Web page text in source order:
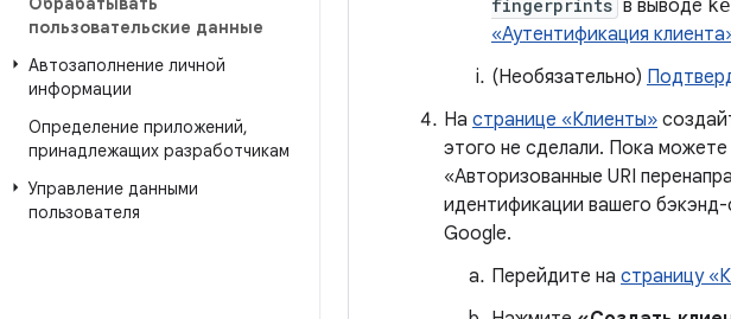
пользовательские данные
Автозаполнение личной
информации
Определение приложений,
принадлежащих разработчикам
Управление данными
пользователя
fingerprints в выводе
«Аутентификация
(Необязательно)
На странице «Клиенты»
этого не сделали. Пока
«Авторизованные URI
идентификации вашего
Google.
Перейдите на страницу